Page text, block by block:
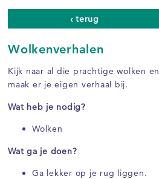
‹ terug
Wolkenverhalen
Kijk naar al die prachtige wolken en
maak er je eigen verhaal bij.
Wat heb je nodig?
Wolken
Wat ga je doen?
Ga lekker op je rug liggen.